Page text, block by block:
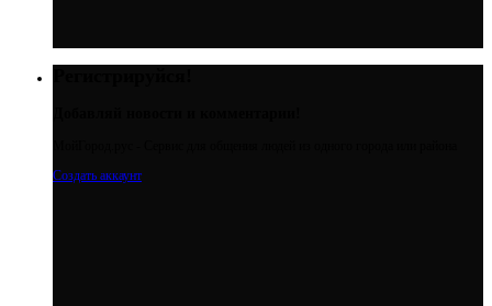
Создать аккаунт